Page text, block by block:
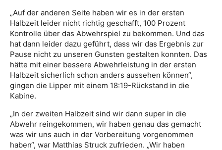
„Auf der anderen Seite haben wir es in der ersten
Halbzeit leider nicht richtig geschafft, 100 Prozent
Kontrolle über das Abwehrspiel zu bekommen. Und das
hat dann leider dazu geführt, dass wir das Ergebnis zur
Pause nicht zu unseren Gunsten gestalten konnten. Das
hätte mit einer bessere Abwehrleistung in der ersten
Halbzeit sicherlich schon anders aussehen können“,
gingen die Lipper mit einem 18:19-Rückstand in die
Kabine.
„In der zweiten Halbzeit sind wir dann super in die
Abwehr reingekommen, wir haben genau das gemacht
was wir uns auch in der Vorbereitung vorgenommen
haben“, war Matthias Struck zufrieden. „Wir haben